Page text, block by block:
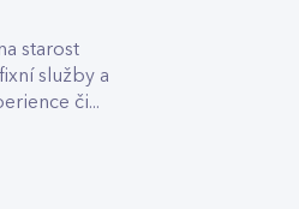
starost
služby a
či...